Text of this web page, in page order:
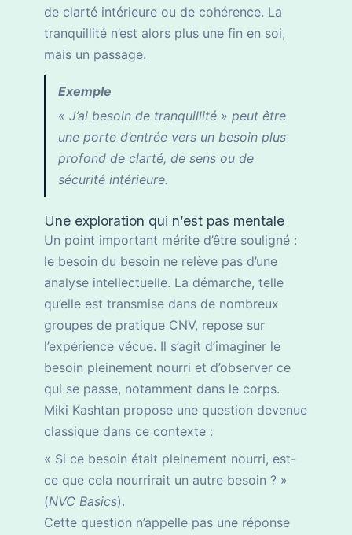
de clarté intérieure ou de cohérence. La
tranquillité n’est alors plus une fin en soi,
mais un passage.
Exemple
« J’ai besoin de tranquillité » peut être
une porte d’entrée vers un besoin plus
profond de clarté, de sens ou de
sécurité intérieure.
Une exploration qui n’est pas mentale
Un point important mérite d’être souligné :
le besoin du besoin ne relève pas d’une
analyse intellectuelle. La démarche, telle
qu’elle est transmise dans de nombreux
groupes de pratique CNV, repose sur
l’expérience vécue. Il s’agit d’imaginer le
besoin pleinement nourri et d’observer ce
qui se passe, notamment dans le corps.
Miki Kashtan propose une question devenue
classique dans ce contexte :
« Si ce besoin était pleinement nourri, est-
ce que cela nourrirait un autre besoin ? »
(NVC Basics).
Cette question n’appelle pas une réponse